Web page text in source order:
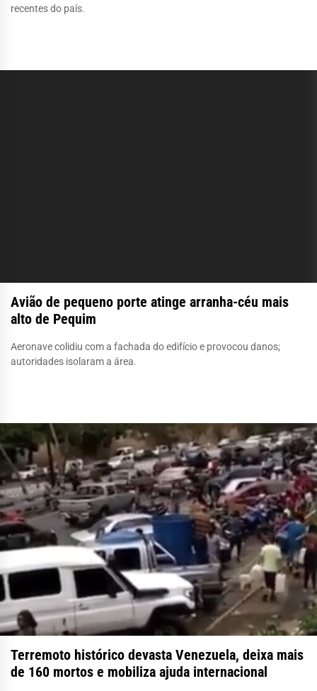
recentes do país.
Avião de pequeno porte atinge arranha-céu mais
alto de Pequim
Aeronave colidiu com a fachada do edifício e provocou danos;
autoridades isolaram a área.
Terremoto histórico devasta Venezuela, deixa mais
de 160 mortos e mobiliza ajuda internacional